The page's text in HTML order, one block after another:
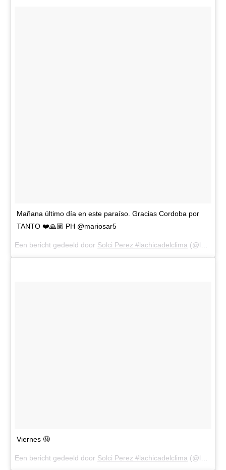
Mañana último día en este paraíso. Gracias Cordoba por
TANTO ❤️🙏🏽 PH @mariosar5
Een bericht gedeeld door Solci Perez #lachicadelclima (@lasobrideperez) op
Viernes 🤤
Een bericht gedeeld door Solci Perez #lachicadelclima (@lasobrideperez) op